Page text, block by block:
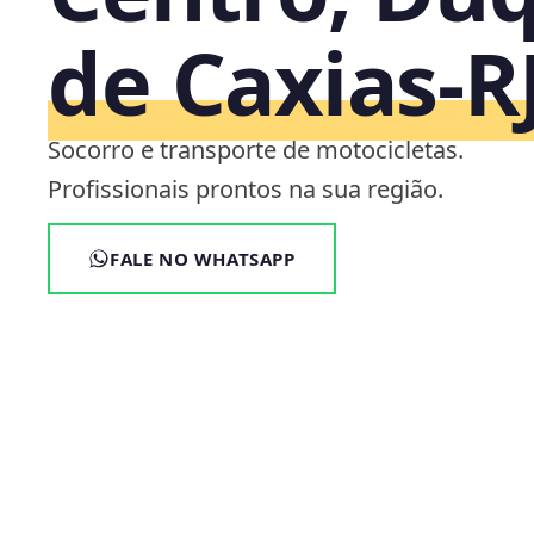
de
Socorro e transporte de motocicletas.
Profissionais prontos na sua região.
FALE NO WHATSAPP